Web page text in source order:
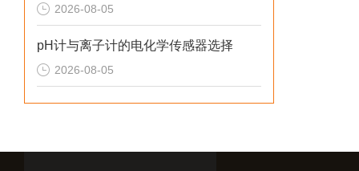
2026-08-05
pH计与离子计的电化学传感器选择
2026-08-05